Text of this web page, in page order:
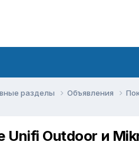
разделы Объявления
Unifi Outdoor и